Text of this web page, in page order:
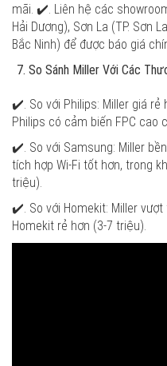
mãi. ✔️. Liên hệ các
Hải Dương), Sơn La (TP. Sơn
Bắc Ninh) để được báo giá
So Sánh Miller Với Các
✔️. So với Philips: Miller giá rẻ
Philips có cảm biến FPC cao
✔️. So với Samsung: Miller
tích hợp Wi-Fi tốt hơn, trong
triệu).
✔️. So với Homekit: Miller
Homekit rẻ hơn (3-7 triệu).